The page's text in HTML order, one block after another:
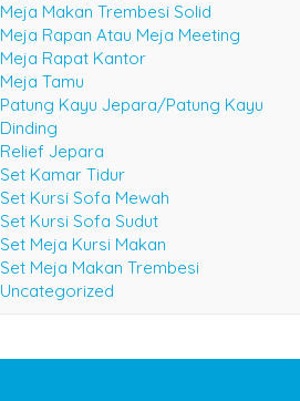
Meja Makan Trembesi Solid
Meja Rapan Atau Meja Meeting
Meja Rapat Kantor
Meja Tamu
Patung Kayu Jepara/Patung Kayu
Dinding
Relief Jepara
Set Kamar Tidur
Set Kursi Sofa Mewah
Set Kursi Sofa Sudut
Set Meja Kursi Makan
Set Meja Makan Trembesi
Uncategorized